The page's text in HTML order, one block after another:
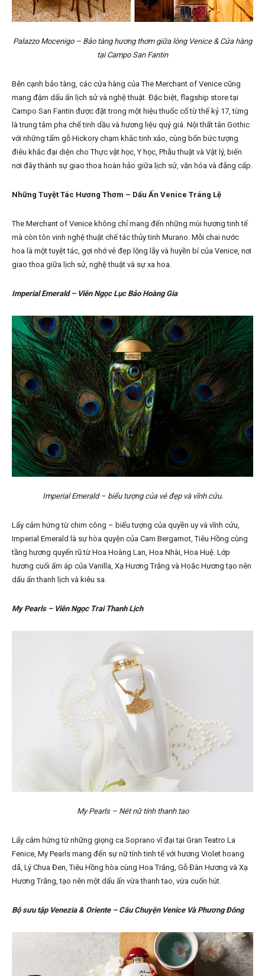
Palazzo Mocenigo – Bảo tàng hương thơm giữa lòng Venice & Cửa hàng
tại Campo San Fantin
Bên cạnh bảo tàng, các cửa hàng của The Merchant of Venice cũng
mang đậm dấu ấn lịch sử và nghệ thuật. Đặc biệt, flagship store tại
Campo San Fantin được đặt trong một hiệu thuốc cổ từ thế kỷ 17, từng
là trung tâm pha chế tinh dầu và hương liệu quý giá. Nội thất tân Gothic
với những tấm gỗ Hickory chạm khắc tinh xảo, cùng bốn bức tượng
điêu khắc đại diện cho Thực vật học, Y học, Phẫu thuật và Vật lý, biến
nơi đây thành sự giao thoa hoàn hảo giữa lịch sử, văn hóa và đẳng cấp.
Những Tuyệt Tác Hương Thơm – Dấu Ấn Venice Tráng Lệ
The Merchant of Venice không chỉ mang đến những mùi hương tinh tế
mà còn tôn vinh nghệ thuật chế tác thủy tinh Murano. Mỗi chai nước
hoa là một tuyệt tác, gợi nhớ vẻ đẹp lộng lẫy và huyền bí của Venice, nơi
giao thoa giữa lịch sử, nghệ thuật và sự xa hoa.
Imperial Emerald – Viên Ngọc Lục Bảo Hoàng Gia
Imperial Emerald – biểu tượng của vẻ đẹp và vĩnh cửu.
Lấy cảm hứng từ chim công – biểu tượng của quyền uy và vĩnh cửu,
Imperial Emerald là sự hòa quyện của Cam Bergamot, Tiêu Hồng cùng
tầng hương quyến rũ từ Hoa Hoàng Lan, Hoa Nhài, Hoa Huệ. Lớp
hương cuối ấm áp của Vanilla, Xạ Hương Trắng và Hoắc Hương tạo nên
dấu ấn thanh lịch và kiêu sa.
My Pearls – Viên Ngọc Trai Thanh Lịch
My Pearls – Nét nữ tính thanh tao
Lấy cảm hứng từ những giọng ca Soprano vĩ đại tại Gran Teatro La
Fenice, My Pearls mang đến sự nữ tính tinh tế với hương Violet hoang
dã, Lý Chua Đen, Tiêu Hồng hòa cùng Hoa Trắng, Gỗ Đàn Hương và Xạ
Hương Trắng, tạo nên một dấu ấn vừa thanh tao, vừa cuốn hút.
Bộ sưu tập Venezia & Oriente – Câu Chuyện Venice Và Phương Đông